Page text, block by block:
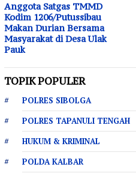
Anggota Satgas TMMD
Kodim 1206/Putussibau
Makan Durian Bersama
Masyarakat di Desa Ulak
Pauk
TOPIK POPULER
POLRES SIBOLGA
POLRES TAPANULI TENGAH
HUKUM & KRIMINAL
POLDA KALBAR